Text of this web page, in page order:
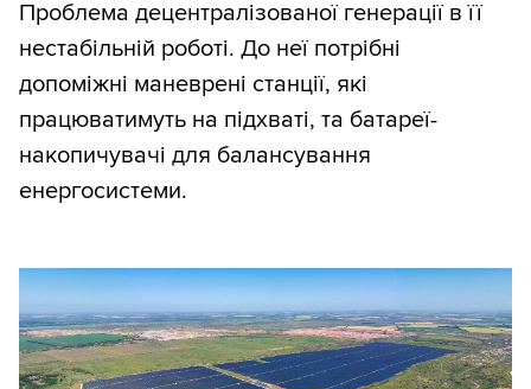
Проблема децентралізованої генерації в її
нестабільній роботі. До неї потрібні
допоміжні маневрені станції, які
працюватимуть на підхваті, та батареї-
накопичувачі для балансування
енергосистеми.